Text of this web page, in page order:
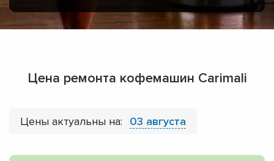
Цена ремонта кофемашин Carimali
Цены актуальны на: 03 августа